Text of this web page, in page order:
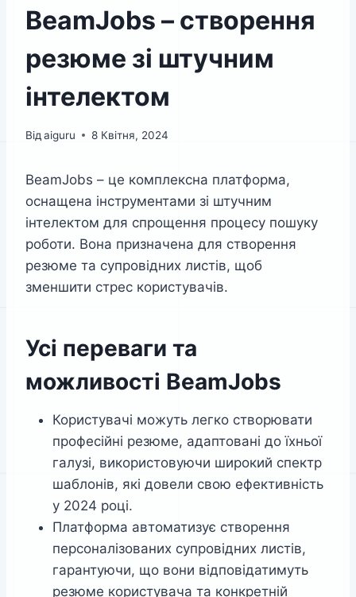
BeamJobs – створення
резюме зі штучним
інтелектом
Від aiguru 8 Квітня, 2024
BeamJobs – це комплексна платформа,
оснащена інструментами зі штучним
інтелектом для спрощення процесу пошуку
роботи. Вона призначена для створення
резюме та супровідних листів, щоб
зменшити стрес користувачів.
Усі переваги та
можливості BeamJobs
Користувачі можуть легко створювати
професійні резюме, адаптовані до їхньої
галузі, використовуючи широкий спектр
шаблонів, які довели свою ефективність
у 2024 році.
Платформа автоматизує створення
персоналізованих супровідних листів,
гарантуючи, що вони відповідатимуть
резюме користувача та конкретній